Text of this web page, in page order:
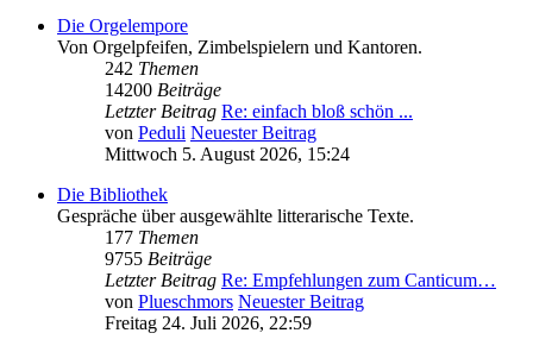
Die Orgelempore
Von Orgelpfeifen, Zimbelspielern und Kantoren.
242 Themen
14200 Beiträge
Letzter Beitrag Re: einfach bloß schön ...
von Peduli Neuester Beitrag
Mittwoch 5. August 2026, 15:24
Die Bibliothek
Gespräche über ausgewählte litterarische Texte.
177 Themen
9755 Beiträge
Letzter Beitrag Re: Empfehlungen zum Canticum…
von Plueschmors Neuester Beitrag
Freitag 24. Juli 2026, 22:59